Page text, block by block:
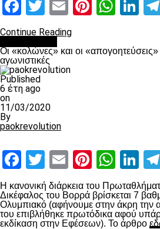
Facebook
Twitter
EmailPinterest
Continue Reading
Οι «κολώνες» και οι
αγωνιστικές
Published
6 έτη ago
on
11/03/2020
By
paokrevolution
Facebook
Twitter
Email
Η κανονική διάρκεια του
Δικέφαλος του Βορρά βρίσκεται 7
Ολυμπιακό (αφήνουμε στην άκρη την
του επιβλήθηκε πρωτόδικα αφού
εκδίκαση στην Εφέσεων). Το άρθρο